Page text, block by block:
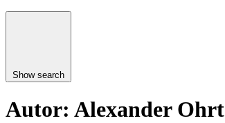
Show search
Autor: Alexander Ohrt